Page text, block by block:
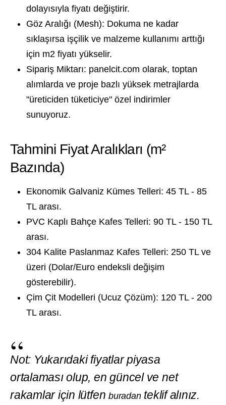
dolayısıyla fiyatı değiştirir.
Göz Aralığı (Mesh): Dokuma ne kadar
sıklaşırsa işçilik ve malzeme kullanımı arttığı
için m2 fiyatı yükselir.
Sipariş Miktarı: panelcit.com olarak, toptan
alımlarda ve proje bazlı yüksek metrajlarda
"üreticiden tüketiciye" özel indirimler
sunuyoruz.
Tahmini Fiyat Aralıkları (m²
Bazında)
Ekonomik Galvaniz Kümes Telleri: 45 TL - 85
TL arası.
PVC Kaplı Bahçe Kafes Telleri: 90 TL - 150 TL
arası.
304 Kalite Paslanmaz Kafes Telleri: 250 TL ve
üzeri (Dolar/Euro endeksli değişim
gösterebilir).
Çim Çit Modelleri (Ucuz Çözüm): 120 TL - 200
TL arası.
Not: Yukarıdaki fiyatlar piyasa
ortalaması olup, en güncel ve net
rakamlar için lütfenburadanteklif alınız.